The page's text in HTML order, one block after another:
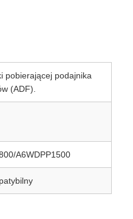
pobierającej podajnika
(ADF).
A6WDPP1500